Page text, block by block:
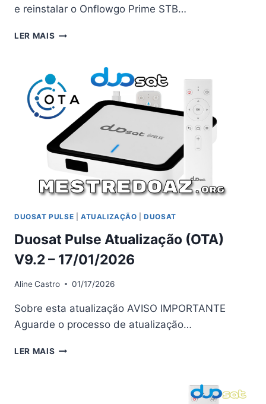
e reinstalar o Onflowgo Prime STB…
LER MAIS DUOSAT
–
21/02/2026
DUOSAT PULSE ATUALIZAÇÃO |DUOSAT
Duosat Pulse Atualização (OTA)
V9.2 – 17/01/2026
AlineCastro 01/17/2026
Sobre esta atualização AVISO IMPORTANTE
Aguarde o processo de atualização…
LER MAIS DUOSAT